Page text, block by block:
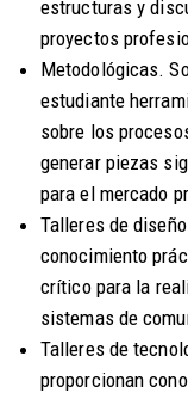
estructuras y
proyectos
Metodológicas.
estudiante
sobre los
generar piezas
para el mercado
Talleres de
conocimiento
crítico para la
sistemas de
Talleres de
proporcionan